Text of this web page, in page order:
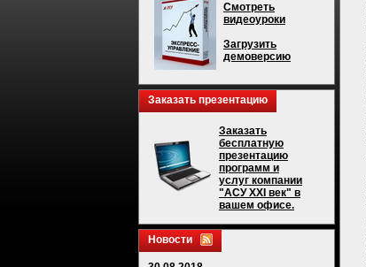
Смотреть
видеоуроки
Загрузить
демоверсию
Заказать презентацию
Заказать
бесплатную
презентацию
программ и
услуг компании
"АСУ XXI век" в
вашем офисе.
Новости